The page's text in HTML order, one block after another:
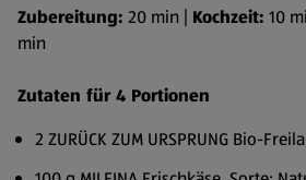
Zubereitung: 20 min | Kochzeit: 10
min
Zutaten für 4 Portionen
2 ZURÜCK ZUM URSPRUNG Bio-